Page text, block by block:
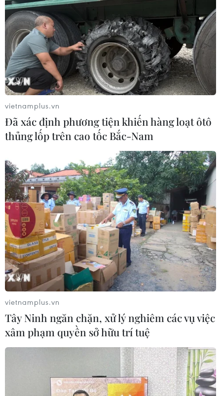
Có tới 13 thành phố lớn trên thế giới có
mức tăng nhiệt thêm 2 độ C
07/03/2018 22:00
Theo báo cáo mới do "Mạng lưới nghiên cứu về ảnh
hưởng của biến đổi khí hậu đối với các đô thị" công bố,
trong 10 năm tới, mức tăng nhiệt độ tại 13 thành phố trên
thế giới có thể vượt quá 2 độ C.
vietnamplus.vn
Đã xác định phương tiện khiến hàng loạt ôtô
thủng lốp trên cao tốc Bắc-Nam
vietnamplus.vn
Tây Ninh ngăn chặn, xử lý nghiêm các vụ việc
xâm phạm quyền sở hữu trí tuệ